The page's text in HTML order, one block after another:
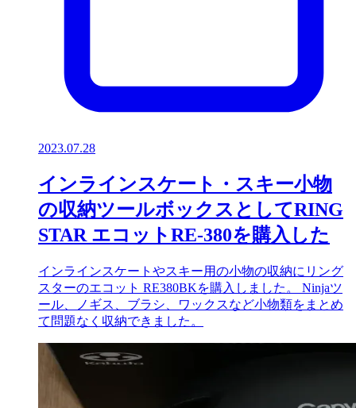
2023.07.28
インラインスケート・スキー小物
の収納ツールボックスとしてRING
STAR エコットRE-380を購入した
インラインスケートやスキー用の小物の収納にリング
スターのエコット RE380BKを購入しました。 Ninjaツ
ール、ノギス、ブラシ、ワックスなど小物類をまとめ
て問題なく収納できました。